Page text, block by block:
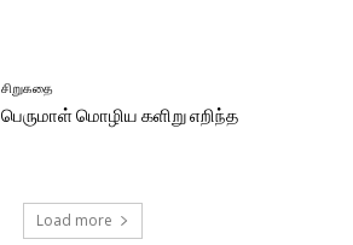
சிறுகதை
பெருமாள் மொழிய களிறு எறிந்த
Load more